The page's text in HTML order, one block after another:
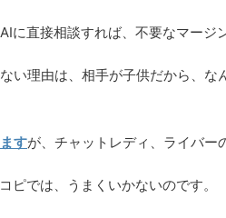
に直接相談すれば、不要なマージ
い理由は、相手が子供だから、な
すが、チャットレディ、ライバー
ピでは、うまくいかないのです。